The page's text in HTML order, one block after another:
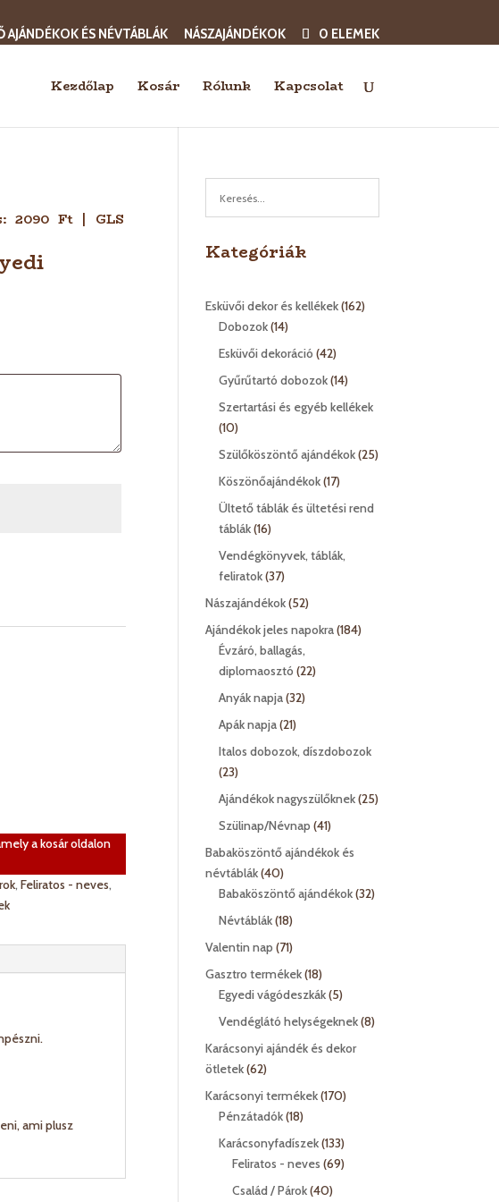
ÉS NÉVTÁBLÁK NÁSZAJÁNDÉKOK 0 ELEMEK
Kezdőlap Kosár Rólunk Kapcsolat
2090 Ft | GLS
a kosár oldalon
,Feliratos - neves,
ami plusz
Kategóriák
Esküvői dekor és kellékek 162162
Dobozok 1414
termék
Esküvői dekoráció 4242
termék
Gyűrűtartó dobozok 1414
termék
Szertartási és egyéb kellékek
1010
termék
Szülőköszöntő ajándékok 2525
Köszönőajándékok 1717
termék
Ültető táblák és ültetési rend
táblák 1616
termék
Vendégkönyvek, táblák,
feliratok 3737
termék
Nászajándékok 5252
termék
Ajándékok jeles napokra 184184
Évzáró, ballagás,
diplomaosztó 2222
Anyák napja 3232
Apák napja 2121
termék
Italos dobozok, díszdobozok
2323
termék
Ajándékok nagyszülőknek 2525
Szülinap/Névnap 4141
termék
Babaköszöntő ajándékok és
névtáblák 4040
termék
Babaköszöntő ajándékok 3232
Névtáblák 1818
termék
Valentin nap 7171
termék
Gasztro termékek 1818
termék
Egyedi vágódeszkák 55
termék
Vendéglátó helységeknek 88
Karácsonyi ajándék és dekor
ötletek 6262
termék
Karácsonyi termékek 170170
Pénzátadók 1818
termék
Karácsonyfadíszek 133133
termék
Feliratos - neves 6969
Család / Párok 4040